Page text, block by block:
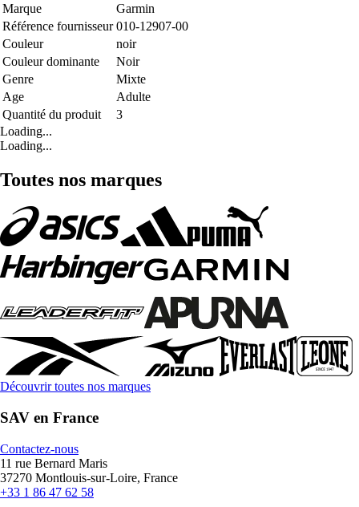
Marque
Garmin
Référence fournisseur 010-12907-00
Couleur
noir
Couleur dominante
Noir
Genre
Mixte
Age
Adulte
Quantité du produit
3
Loading...
Loading...
Toutes nos marques
Découvrir toutes nos marques
SAV en France
Contactez-nous
11 rue Bernard Maris
37270 Montlouis-sur-Loire, France
+33 1 86 47 62 58